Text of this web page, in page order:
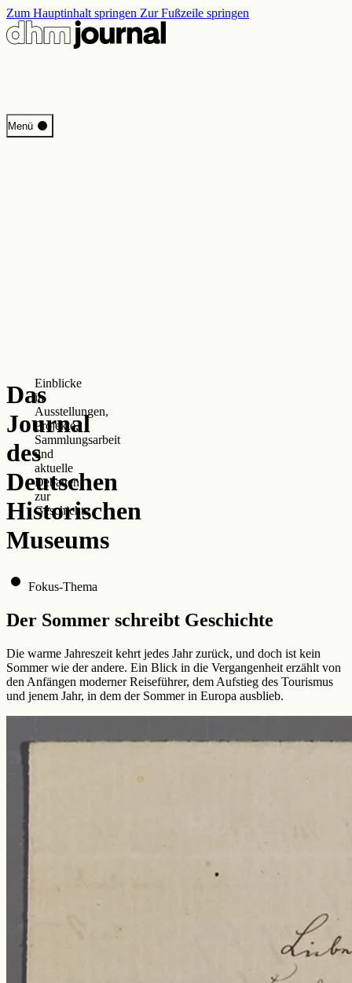
Zum Hauptinhalt springen Zur Fußzeile springen
Menü
Start
Programm
Das
Journal
des
Deutschen
Historischen
Museums
Einblicke
in
Ausstellungen,
Projekte,
Sammlungsarbeit
und
aktuelle
Debatten
zur
Geschichte
Fokus-Thema
Der Sommer schreibt Geschichte
Die warme Jahreszeit kehrt jedes Jahr zurück, und doch ist kein
Sommer wie der andere. Ein Blick in die Vergangenheit erzählt von
den Anfängen moderner Reiseführer, dem Aufstieg des Tourismus
und jenem Jahr, in dem der Sommer in Europa ausblieb.